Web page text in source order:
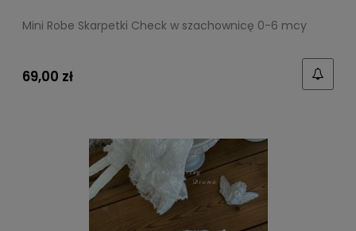
Mini Robe Skarpetki Check w szachownicę 0-6 mcy
69,00 zł